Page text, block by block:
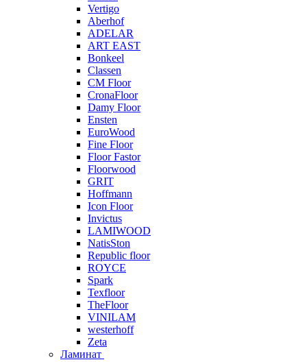
Vertigo
Aberhof
ADELAR
ART EAST
Bonkeel
Classen
CM Floor
CronaFloor
Damy Floor
Ensten
EuroWood
Fine Floor
Floor Fastor
Floorwood
GRIT
Hoffmann
Icon Floor
Invictus
LAMIWOOD
NatisSton
Republic floor
ROYCE
Spark
Texfloor
TheFloor
VINILAM
westerhoff
Zeta
Ламинат